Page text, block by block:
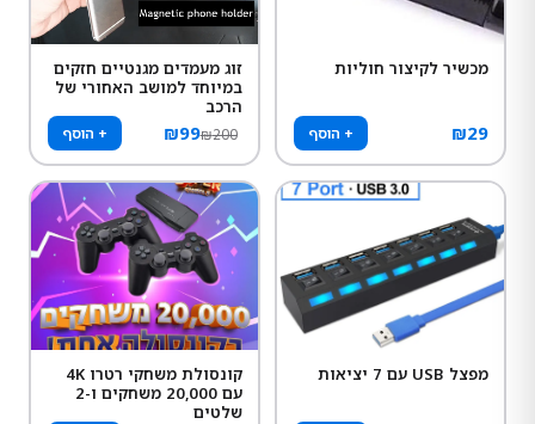
מכשיר לקיצור חוליות
₪29 + הוסף
זוג מעמדים מגנטיים חזקים
במיוחד למושב האחורי של
הרכב
₪99₪200 + הוסף
מפצל USB עם 7 יציאות
קונסולת משחקי רטרו 4K
עם 20,000 משחקים ו-2
שלטים